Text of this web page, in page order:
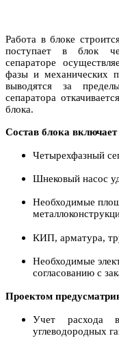
Работа в блоке
поступает в блок
сепараторе
фазы и механических
выводятся за
сепаратора
блока.
Состав блока
Четырехфазный
Шнековый насос
Необходимые
КИП, арматура,
Необходимые
согласованию с
Проектом
Учет расхода
углеводородных